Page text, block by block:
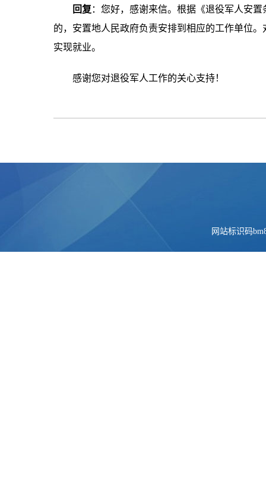
回复 ：您好，感谢来信。根据《退役军人安
的，安置地人民政府负责安排到相应的工作单位
实现就业。
感谢您对退役军人工作的关心支持！
网站标识码